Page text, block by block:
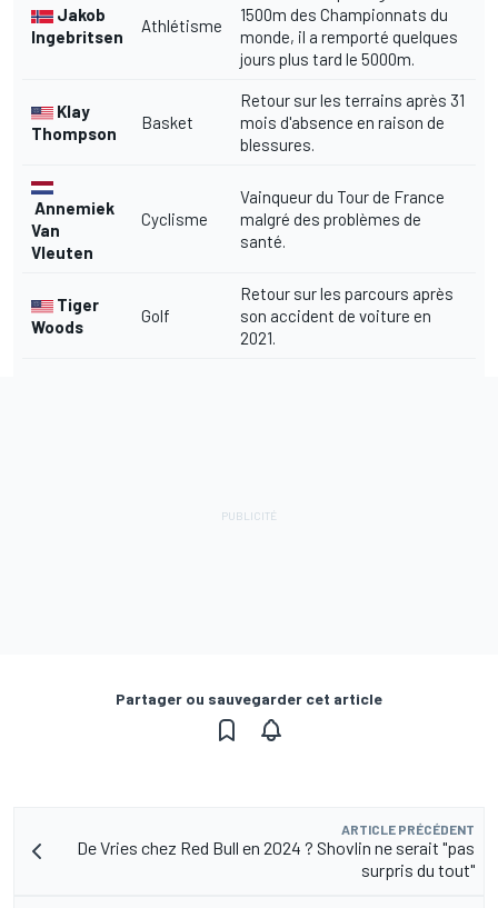
Jakob
Ingebritsen
Athlétisme
1500m des Championnats du
monde, il a remporté quelques
jours plus tard le 5000m.
Klay
Thompson
Basket
Retour sur les terrains après 31
mois d'absence en raison de
blessures.
Annemiek
Van
Vleuten
Cyclisme
Vainqueur du Tour de France
malgré des problèmes de
santé.
Tiger
Woods
Golf
Retour sur les parcours après
son accident de voiture en
2021.
Partager ou sauvegarder cet article
ARTICLE PRÉCÉDENT
De Vries chez Red Bull en 2024 ? Shovlin ne serait "pas
surpris du tout"